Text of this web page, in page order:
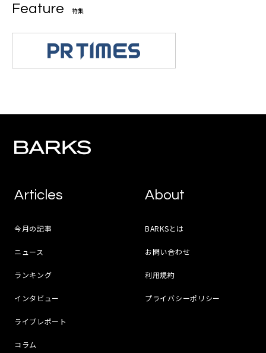
Feature 特集
Articles
今月の記事
ニュース
ランキング
インタビュー
ライブレポート
コラム
About
BARKSとは
お問い合わせ
利用規約
プライバシーポリシー